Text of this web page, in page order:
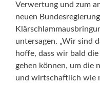
Verwertung und zum
neuen
untersagen. „Wir sind
hoffe, dass wir bald
gehen können, um die
und wirtschaftlich wie